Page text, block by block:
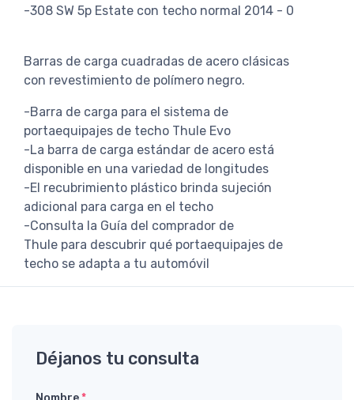
-308 SW 5p Estate con techo normal 2014 - 0
Barras de carga cuadradas de acero clásicas
con revestimiento de polímero negro.
-Barra de carga para el sistema de
portaequipajes de techo Thule Evo
-La barra de carga estándar de acero está
disponible en una variedad de longitudes
-El recubrimiento plástico brinda sujeción
adicional para carga en el techo
-Consulta la Guía del comprador de
Thule para descubrir qué portaequipajes de
techo se adapta a tu automóvil
Déjanos tu consulta